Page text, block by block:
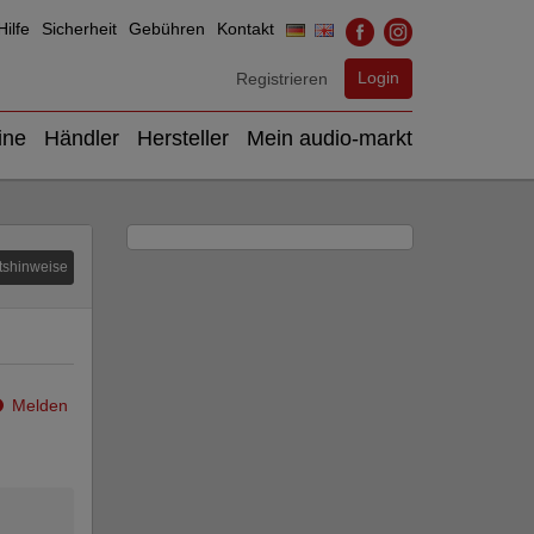
Sicherheit Gebühren Kontakt
Registrieren Login
Händler Hersteller Mein audio-markt
Melden